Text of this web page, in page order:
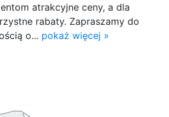
atrakcyjne ceny, a dla
rabaty. Zapraszamy do
o... pokaż więcej »